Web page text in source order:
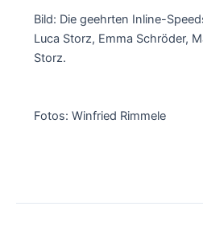
Bild: Die geehrten Inline-
Luca Storz, Emma Schröder,
Storz.
Fotos: Winfried Rimmele